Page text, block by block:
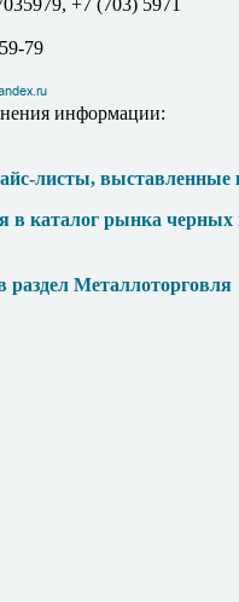
+7 (703) 5971
79
информации:
листы, выставленные
в каталог рынка
раздел Металлоторговля